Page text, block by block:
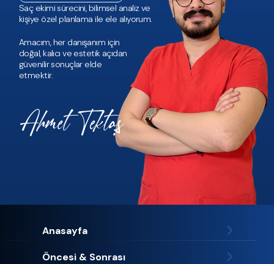
Anasayfa
Öncesi & Sonrası
Saç ekimi sürecini, bilimsel analiz ve
kişiye özel planlama ile ele alıyorum.
Amacım, her danışanım için
doğal, kalıcı ve estetik açıdan
güvenilir sonuçlar elde
etmektir.